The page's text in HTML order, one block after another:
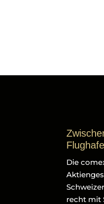
Die
recht mit